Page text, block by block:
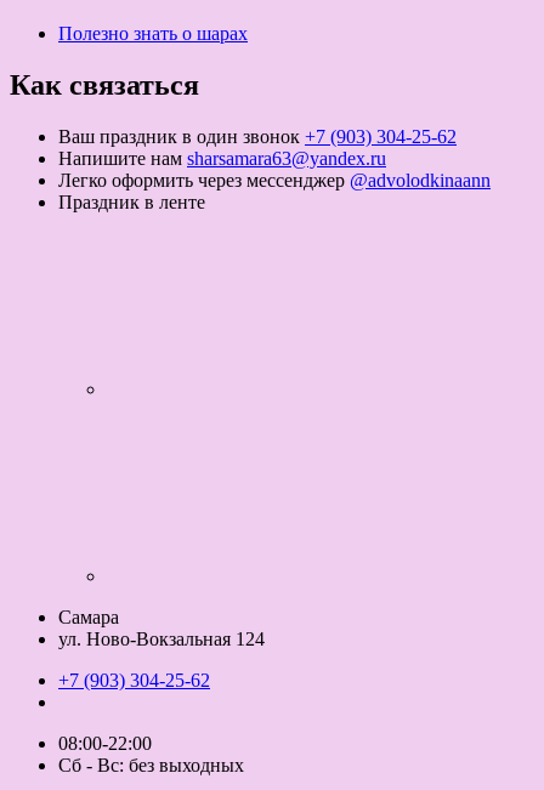
Полезно знать о шарах
Как связаться
Ваш праздник в один звонок +7 (903) 304-25-62
Напишите нам sharsamara63@yandex.ru
Легко оформить через мессенджер @advolodkinaann
Праздник в ленте
Самара
ул. Ново-Вокзальная 124
+7 (903) 304-25-62
08:00-22:00
Сб - Вс: без выходных